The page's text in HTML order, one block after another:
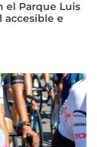
el Parque Luis
accesible e